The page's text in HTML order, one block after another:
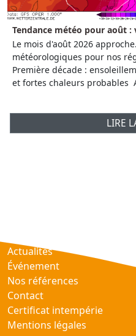
Tendance météo pour août :
Le mois d'août 2026
météorologiques pour nos
Première décade :
et fortes chaleurs probables
LIRE
Actualités
Événement
Nos références
Contact
Certificat intempérie
Mentions légales